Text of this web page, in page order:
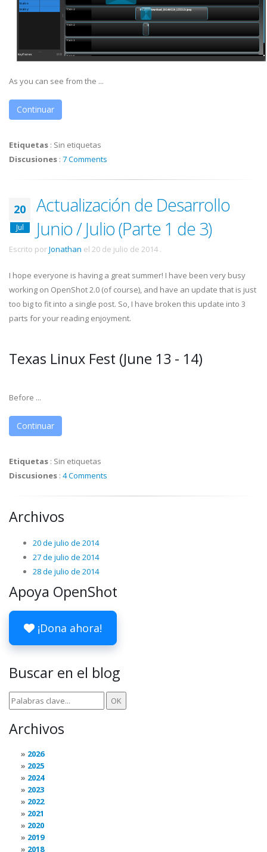
As you can see from the ...
Continuar
Etiquetas : Sin etiquetas
Discusiones : 7 Comments
20
Jul
Actualización de Desarrollo
Junio / Julio (Parte 1 de 3)
Escrito porJonathan el 20 de julio de 2014 .
I hope everyone is having a great summer! I have been very busy
working on OpenShot 2.0 (of course), and have an update that is just
too big to fit into a single post. So, I have broken this update into 3
parts for your reading enjoyment.
Texas Linux Fest (June 13 - 14)
Before ...
Continuar
Etiquetas : Sin etiquetas
Discusiones : 4 Comments
Archivos
20 de julio de 2014
27 de julio de 2014
28 de julio de 2014
Apoya OpenShot
¡Dona ahora!
Buscar en el blog
Archivos
2026
2025
2024
2023
2022
2021
2020
2019
2018